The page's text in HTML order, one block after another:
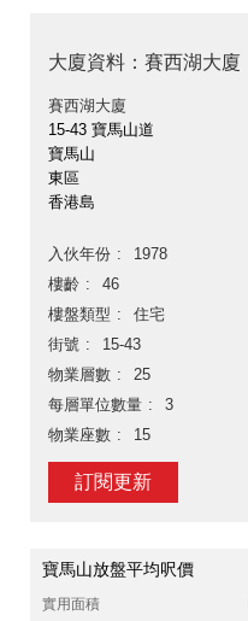
大廈資料：賽西湖大廈
賽西湖大廈
15-43 寶馬山道
寶馬山
東區
香港島
入伙年份
1978
樓齡
46
樓盤類型
住宅
街號
15-43
物業層數
25
每層單位數量
3
物業座數
15
訂閱更新
寶馬山放盤平均呎價
實用面積